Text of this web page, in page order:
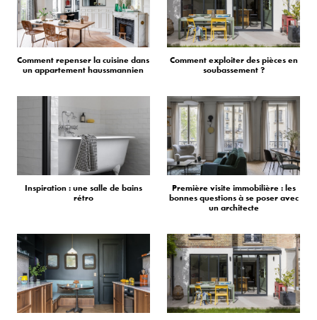
Comment repenser la cuisine dans
un appartement haussmannien
Comment exploiter des pièces en
soubassement ?
Inspiration : une salle de bains
rétro
Première visite immobilière : les
bonnes questions à se poser avec
un architecte